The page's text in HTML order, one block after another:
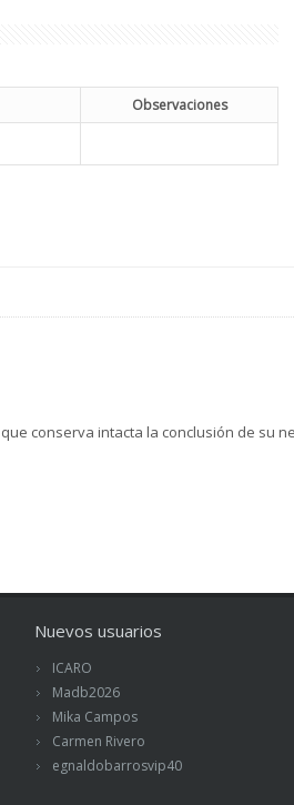
Observaciones
conserva intacta la conclusión de su
Nuevos usuarios
ICARO
Madb2026
Mika Campos
Carmen Rivero
egnaldobarrosvip40